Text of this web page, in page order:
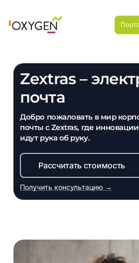
main
Zextras –
почта
Добро пожаловать в мир
почты с Zextras, где
идут рука об руку.
Рассчитать стоимость
Получить консультацию →